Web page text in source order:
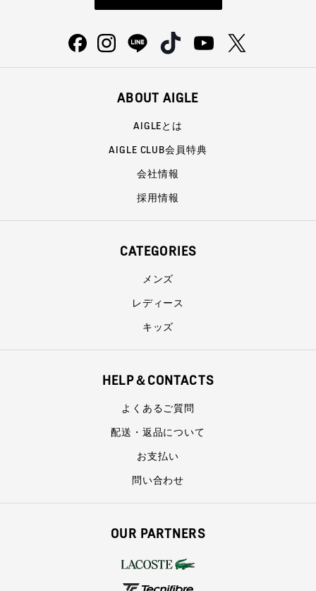
ABOUT AIGLE
AIGLEとは
AIGLE CLUB会員特典
会社情報
採用情報
CATEGORIES
メンズ
レディース
キッズ
HELP＆CONTACTS
よくあるご質問
配送・返品について
お支払い
問い合わせ
OUR PARTNERS